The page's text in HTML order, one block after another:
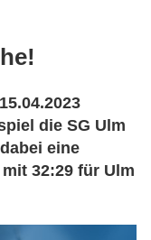
die SG Ulm
eine
32:29 für Ulm